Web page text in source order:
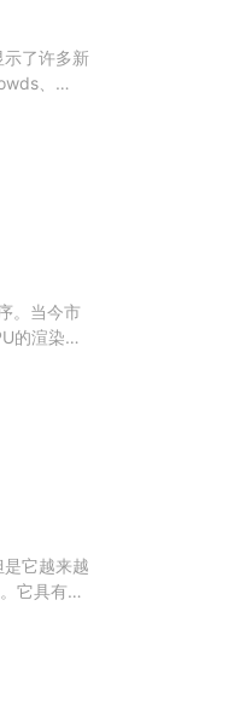
了许多新
、
。当今市
的渲染解
它越来越
它具有出
，